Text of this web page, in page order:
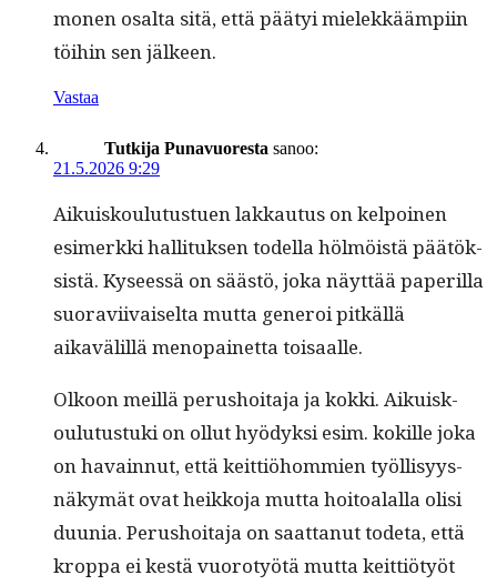
mon­en osalta sitä, että pää­tyi mielekkäämpi­in
töi­hin sen jälkeen.
Vastaa
Tutkija Punavuoresta sanoo:
21.5.2026 9:29
Aikuisk­oulu­tustuen lakkau­tus on kelpoinen
esimerk­ki hal­li­tuk­sen todel­la hölmöistä päätök­
sistä. Kyseessä on säästö, joka näyt­tää paper­il­la
suo­ravi­ivaiselta mut­ta gen­eroi pitkäl­lä
aikavälil­lä menopainet­ta toisaalle.
Olkoon meil­lä perushoita­ja ja kok­ki. Aikuisk­
oulu­tus­tu­ki on ollut hyödyk­si esim. kokille joka
on havain­nut, että keit­tiöhom­mien työl­lisyys­
näkymät ovat heikko­ja mut­ta hoitoalal­la olisi
duu­nia. Perushoita­ja on saat­tanut tode­ta, että
krop­pa ei kestä vuorotyötä mut­ta keit­tiö­työt